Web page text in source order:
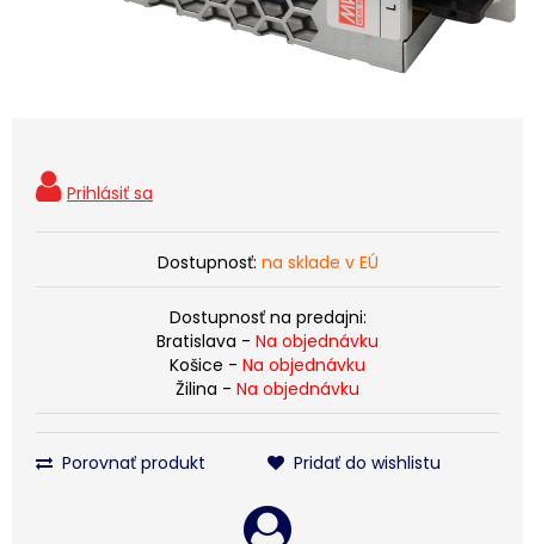
Dostupnosť: na sklade v EÚ
Dostupnosť na predajni:
Bratislava - Na objednávku
Košice - Na objednávku
Žilina - Na objednávku
Porovnať produkt Pridať do wishlistu